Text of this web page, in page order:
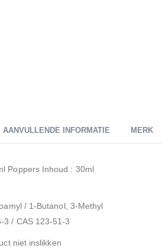
AANVULLENDE INFORMATIE MERK
Poppers Inhoud : 30ml
/ 1-Butanol, 3-Methyl
3 / CAS 123-51-3
niet inslikken